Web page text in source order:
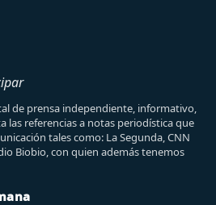
de prensa independiente, informativo,
las referencias a notas periodística que
tales como: La Segunda, CNN
Biobio, con quien además tenemos